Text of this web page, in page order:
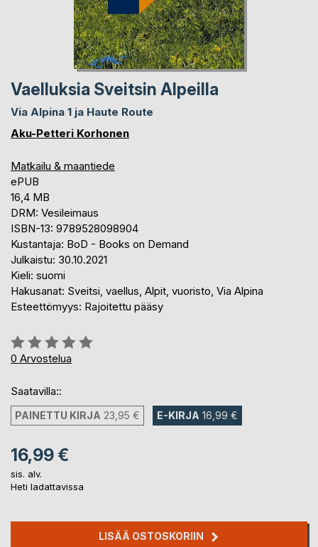
Vaelluksia Sveitsin Alpeilla
Via Alpina 1 ja Haute Route
Aku-Petteri Korhonen
Matkailu & maantiede
ePUB
16,4 MB
DRM: Vesileimaus
ISBN-13: 9789528098904
Kustantaja: BoD - Books on Demand
Julkaistu: 30.10.2021
Kieli: suomi
Hakusanat: Sveitsi, vaellus, Alpit, vuoristo, Via Alpina
Esteettömyys: Rajoitettu pääsy
Arvostelu::
0%
0 Arvostelua
Saatavilla::
PAINETTU KIRJA 23,95 € E-KIRJA 16,99 €
16,99 €
sis. alv.
Heti ladattavissa
LISÄÄ OSTOSKORIIN